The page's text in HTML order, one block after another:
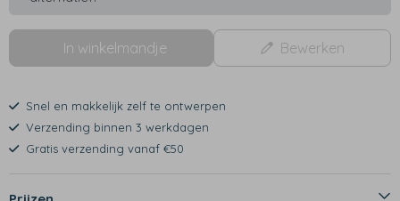
In winkelmandje Bewerken
Snel en makkelijk zelf te ontwerpen
Verzending binnen 3 werkdagen
Gratis verzending vanaf €50